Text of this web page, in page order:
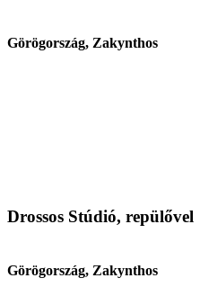
Görögország, Zakynthos
Drossos Stúdió, repülővel
Görögország, Zakynthos